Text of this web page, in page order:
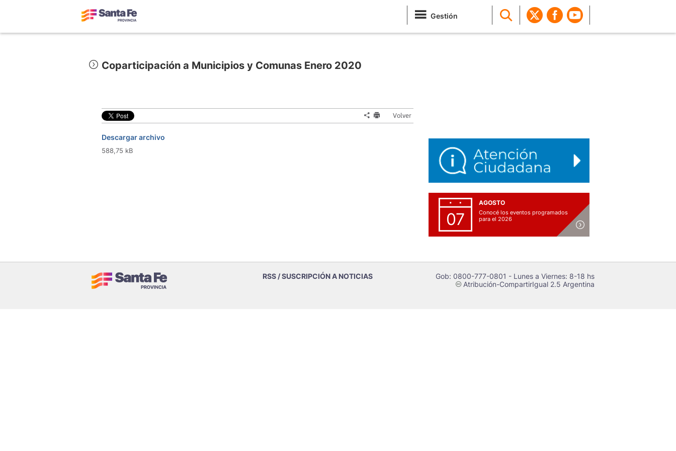
Gestión
Coparticipación a Municipios y Comunas Enero 2020
Volver
Descargar archivo
588,75 kB
07
AGOSTO
Conocé los eventos programados
para el 2026
RSS / SUSCRIPCIÓN A NOTICIAS Gob: 0800-777-0801 - Lunes a Viernes: 8-18 hs
cAtribución-CompartirIgual 2.5 Argentina